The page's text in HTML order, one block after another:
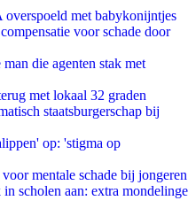
met babykonijntjes
voor schade door
die agenten stak met
met lokaal 32 graden
staatsburgerschap bij
op: 'stigma op
mentale schade bij jongeren
scholen aan: extra mondelinge